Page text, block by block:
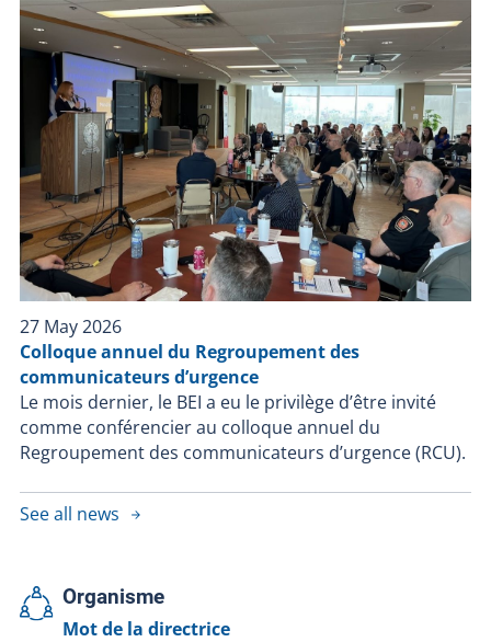
27 May 2026
Colloque annuel du Regroupement des
communicateurs d’urgence
Le mois dernier, le BEI a eu le privilège d’être invité
comme conférencier au colloque annuel du
Regroupement des communicateurs d’urgence (RCU).
See all news
Organisme
Mot de la directrice